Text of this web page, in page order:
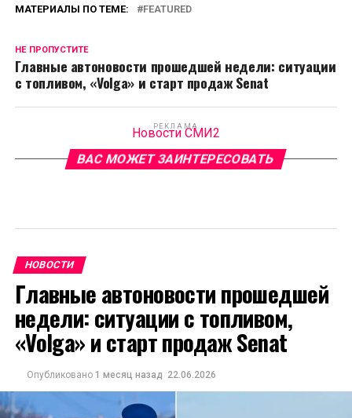
МАТЕРИАЛЫ ПО ТЕМЕ: FEATURED
НЕ ПРОПУСТИТЕ
Главные автоновости прошедшей недели: ситуации
с топливом, «Volga» и старт продаж Senat
РЕКЛАМА
Новости СМИ2
ВАС МОЖЕТ ЗАИНТЕРЕСОВАТЬ
НОВОСТИ
Главные автоновости прошедшей
недели: ситуации с топливом,
«Volga» и старт продаж Senat
Опубликовано 1 месяц назад 22.06.2026